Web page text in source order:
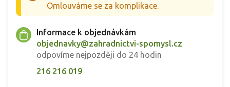
Omlouváme se za komplikace.
Informace k objednávkám
objednavky@zahradnictvi-spomysl.cz
odpovíme nejpozději do 24 hodin
216 216 019